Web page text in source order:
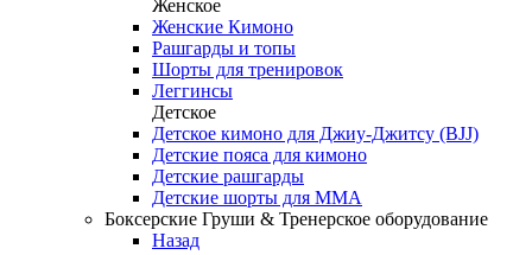
Женское
Женские Кимоно
Рашгарды и топы
Шорты для тренировок
Леггинсы
Детское
Детское кимоно для Джиу-Джитсу (BJJ)
Детские пояса для кимоно
Детские рашгарды
Детские шорты для ММА
Боксерские Груши & Тренерское оборудование
Назад